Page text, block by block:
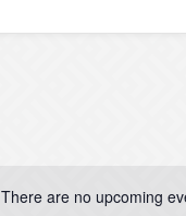
There are no upcoming